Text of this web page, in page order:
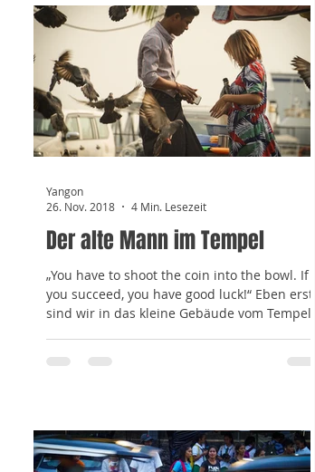
Der alte Mann im Tempel
„You have to shoot the coin into the bowl. If
you succeed, you have good luck!“ Eben erst
sind wir in das kleine Gebäude vom Tempel...
Yangon
26. Nov. 2018
4 Min. Lesezeit